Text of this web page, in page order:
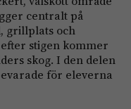
centralt på
grillplats och
stigen kommer
skog. I den delen
för eleverna